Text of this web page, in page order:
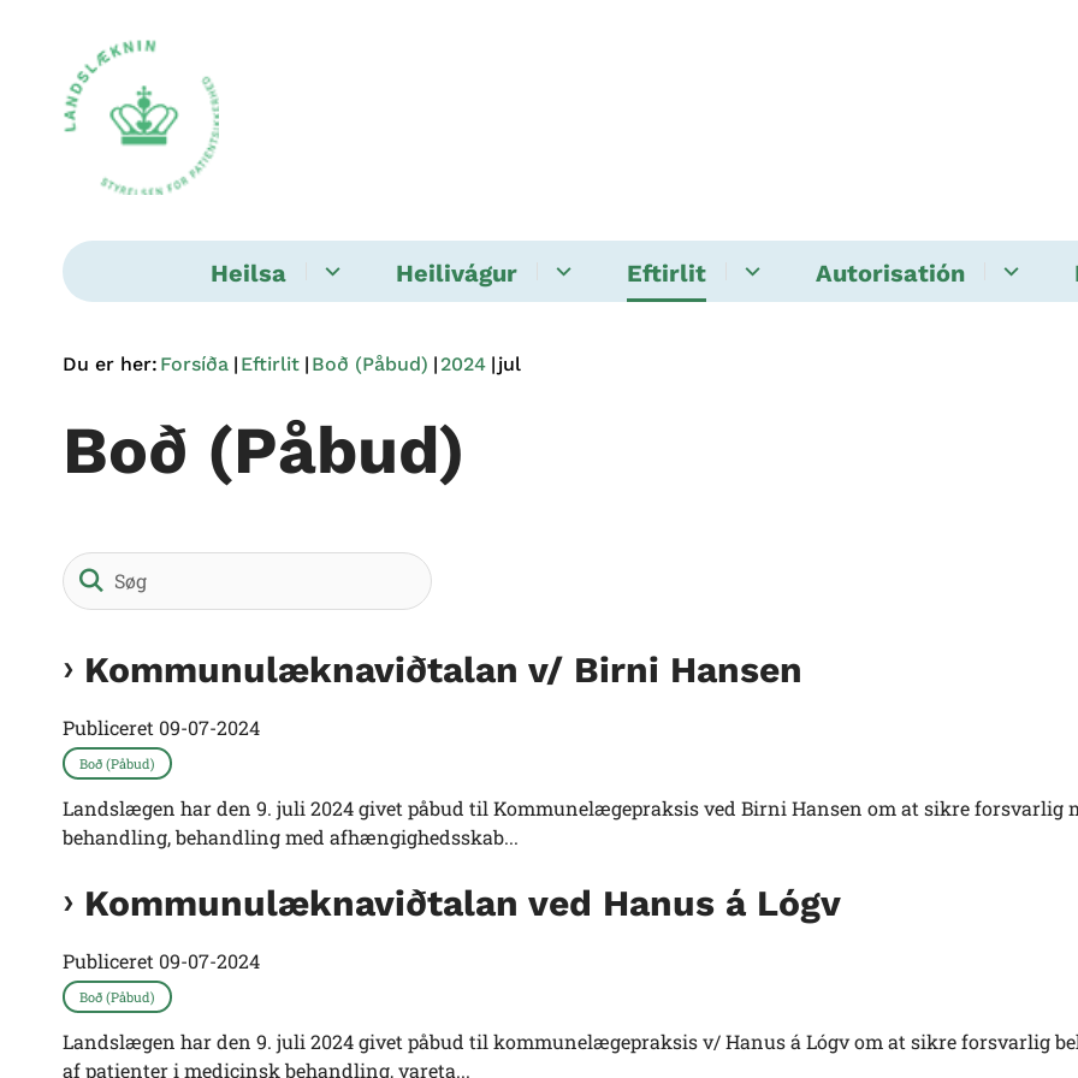
Heilsa Heilivágur Eftirlit Autorisatión
Du er her: Forsíða Eftirlit Boð (Påbud) 2024 jul
Boð (Påbud)
Kommunulæknaviðtalan v/ Birni Hansen
Publiceret 09-07-2024
Boð (Påbud)
Landslægen har den 9. juli 2024 givet påbud til Kommunelægepraksis ved Birni Hansen om at sikre forsvarlig
behandling, behandling med afhængighedsskab...
Kommunulæknaviðtalan ved Hanus á Lógv
Publiceret 09-07-2024
Boð (Påbud)
Landslægen har den 9. juli 2024 givet påbud til kommunelægepraksis v/ Hanus á Lógv om at sikre forsvarlig
af patienter i medicinsk behandling, vareta...